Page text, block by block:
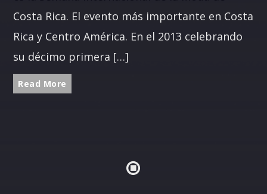
Costa Rica. El evento más importante en Costa
Rica y Centro América. En el 2013 celebrando
su décimo primera […]
Read More